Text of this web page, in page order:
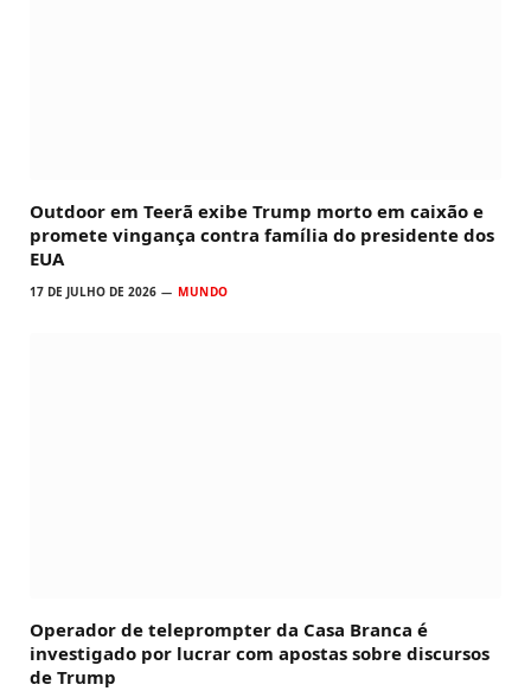
Outdoor em Teerã exibe Trump morto em caixão e
promete vingança contra família do presidente dos
EUA
17 DE JULHO DE 2026 MUNDO
Operador de teleprompter da Casa Branca é
investigado por lucrar com apostas sobre discursos
de Trump